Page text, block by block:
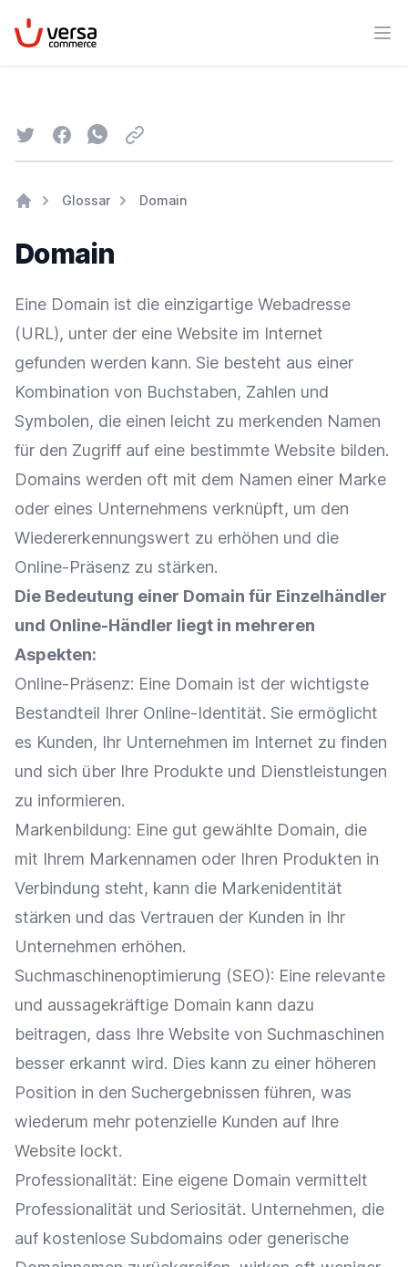
VersaCommerce
TwitterFacebookWhatsapp
Email
Glossar Domain
Domain
Eine Domain ist die einzigartige Webadresse
(URL), unter der eine Website im Internet
gefunden werden kann. Sie besteht aus einer
Kombination von Buchstaben, Zahlen und
Symbolen, die einen leicht zu merkenden Namen
für den Zugriff auf eine bestimmte Website bilden.
Domains werden oft mit dem Namen einer Marke
oder eines Unternehmens verknüpft, um den
Wiedererkennungswert zu erhöhen und die
Online-Präsenz zu stärken.
Die Bedeutung einer Domain für Einzelhändler
und Online-Händler liegt in mehreren
Aspekten:
Online-Präsenz: Eine Domain ist der wichtigste
Bestandteil Ihrer Online-Identität. Sie ermöglicht
es Kunden, Ihr Unternehmen im Internet zu finden
und sich über Ihre Produkte und Dienstleistungen
zu informieren.
Markenbildung: Eine gut gewählte Domain, die
mit Ihrem Markennamen oder Ihren Produkten in
Verbindung steht, kann die Markenidentität
stärken und das Vertrauen der Kunden in Ihr
Unternehmen erhöhen.
Suchmaschinenoptimierung (SEO): Eine relevante
und aussagekräftige Domain kann dazu
beitragen, dass Ihre Website von Suchmaschinen
besser erkannt wird. Dies kann zu einer höheren
Position in den Suchergebnissen führen, was
wiederum mehr potenzielle Kunden auf Ihre
Website lockt.
Professionalität: Eine eigene Domain vermittelt
Professionalität und Seriosität. Unternehmen, die
auf kostenlose Subdomains oder generische